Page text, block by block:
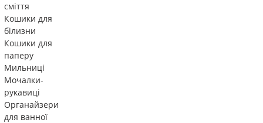
сміття
Кошики для
білизни
Кошики для
паперу
Мильниці
Мочалки-
рукавиці
Органайзери
для ванної